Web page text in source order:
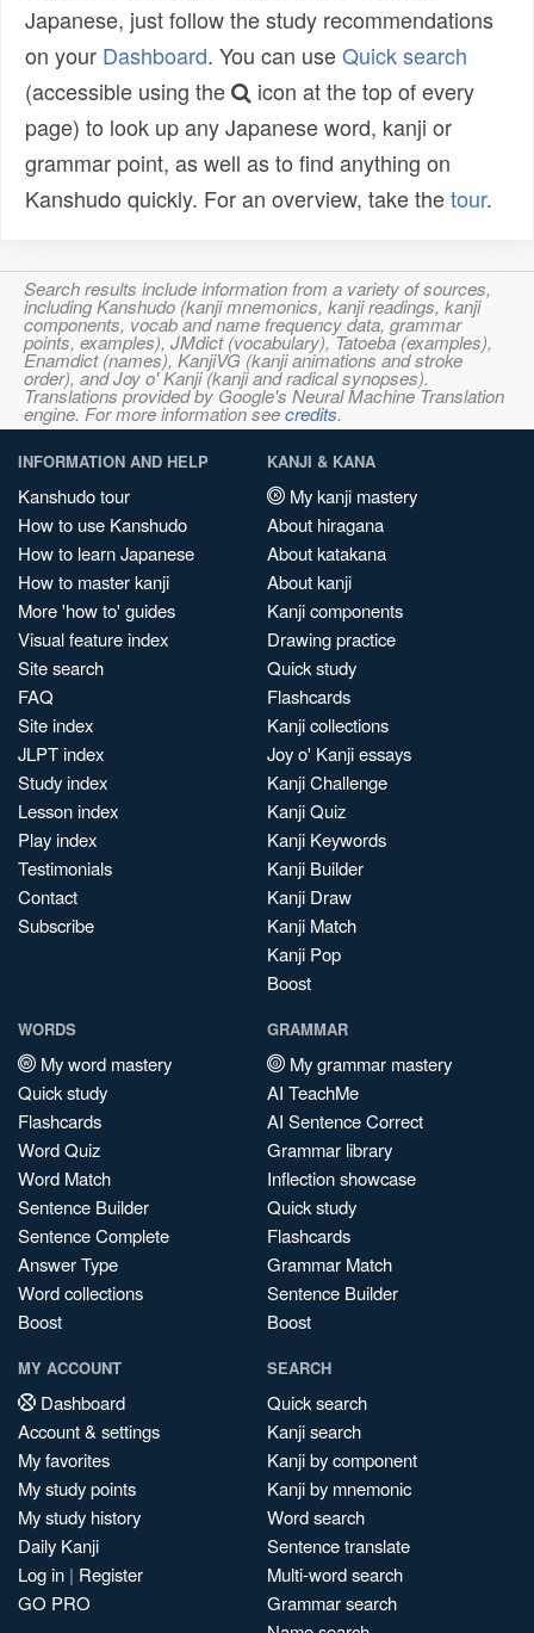
Japanese, just follow the study recommendations
on your Dashboard. You can useQuick search
(accessible using the
icon at the top of every
page) to look up any Japanese word, kanji or
grammar point, as well as to find anything on
Kanshudo quickly. For an overview, take thetour.
Search results include information from a variety of sources,
including Kanshudo (kanji mnemonics, kanji readings, kanji
components, vocab and name frequency data, grammar
points, examples), JMdict (vocabulary), Tatoeba (examples),
Enamdict (names), KanjiVG (kanji animations and stroke
order), and Joy o' Kanji (kanji and radical synopses).
Translations provided by Google's Neural Machine Translation
engine. For more information seecredits.
INFORMATION AND HELP
Kanshudo tour
How to use Kanshudo
How to learn Japanese
How to master kanji
More 'how to' guides
Visual feature index
Site search
FAQ
Site index
JLPT index
Study index
Lesson index
Play index
Testimonials
Contact
Subscribe
KANJI & KANA
My kanji mastery
About hiragana
About katakana
About kanji
Kanji components
Drawing practice
Quick study
Flashcards
Kanji collections
Joy o' Kanji essays
Kanji Challenge
Kanji Quiz
Kanji Keywords
Kanji Builder
Kanji Draw
Kanji Match
Kanji Pop
Boost
WORDS
My word mastery
Quick study
Flashcards
Word Quiz
Word Match
Sentence Builder
Sentence Complete
Answer Type
Word collections
Boost
GRAMMAR
My grammar mastery
AI TeachMe
AI Sentence Correct
Grammar library
Inflection showcase
Quick study
Flashcards
Grammar Match
Sentence Builder
Boost
MY ACCOUNT
Dashboard
Account & settings
My favorites
My study points
My study history
Daily Kanji
Log in | Register
GO PRO
SEARCH
Quick search
Kanji search
Kanji by component
Kanji by mnemonic
Word search
Sentence translate
Multi-word search
Grammar search